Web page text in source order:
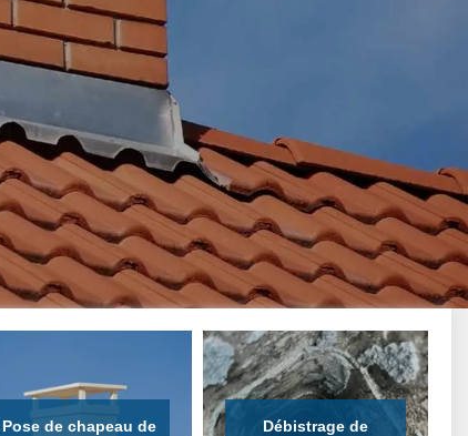
Pose de chapeau de
Débistrage de